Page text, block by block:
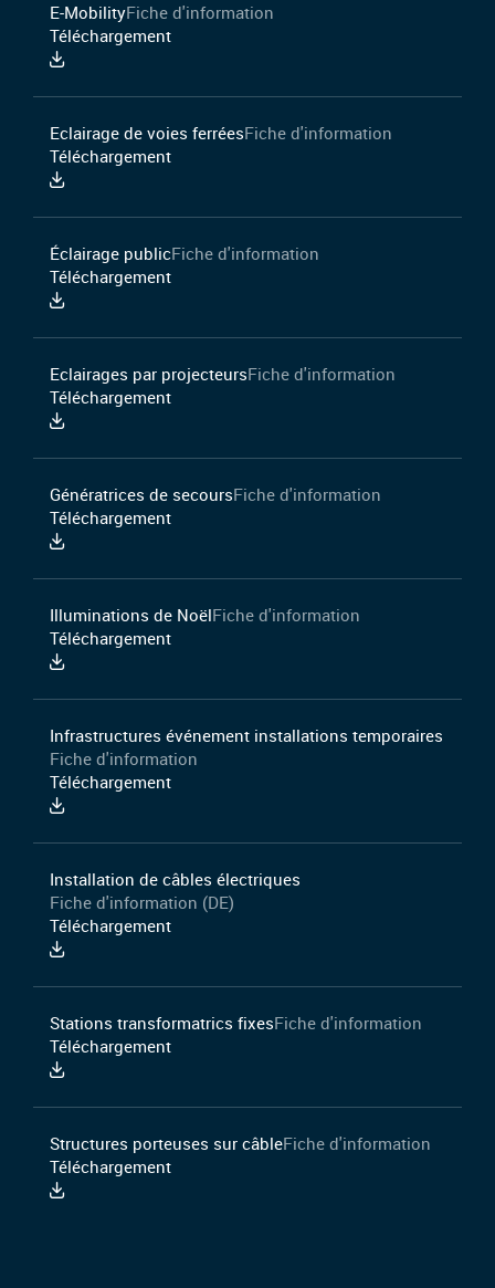
E-MobilityFiche d'information
Téléchargement
Eclairage de voies ferréesFiche d'information
Téléchargement
Éclairage publicFiche d'information
Téléchargement
Eclairages par projecteursFiche d'information
Téléchargement
Génératrices de secoursFiche d'information
Téléchargement
Illuminations de NoëlFiche d'information
Téléchargement
Infrastructures événement installations temporaires
Fiche d'information
Téléchargement
Installation de câbles électriques
Fiche d'information (DE)
Téléchargement
Stations transformatrics fixesFiche d'information
Téléchargement
Structures porteuses sur câbleFiche d'information
Téléchargement